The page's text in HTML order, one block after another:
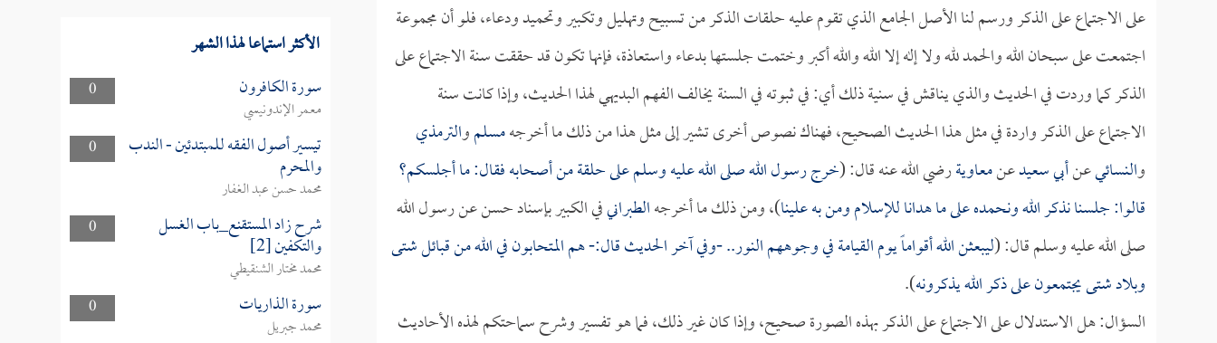
على الاجتماع على الذكر ورسم لنا الأصل الجامع الذي تقوم عليه حلقات الذكر من تسبيح وتهليل وتكبير وتحميد ودعاء، فلو أن مجموعة
اجتمعت على سبحان الله والحمد لله ولا إله إلا الله والله أكبر وختمت جلستها بدعاء واستعاذة، فإنها تكون قد حققت سنة الاجتماع على
الذكر كما وردت في الحديث والذي يناقش في سنية ذلك أي: في ثبوته في السنة يخالف الفهم البديهي لهذا الحديث، وإذا كانت سنة
الاجتماع على الذكر واردة في مثل هذا الحديث الصحيح، فهناك نصوص أخرى تشير إلى مثل هذا من ذلك ما أخرجهمسلموالترمذي
والنسائيعنأبي سعيدعنمعاويةرضي الله عنه قال: (خرج رسول الله صلى الله عليه وسلم على حلقة من أصحابه فقال: ما أجلسكم؟
قالوا: جلسنا نذكر الله ونحمده على ما هدانا للإسلام ومن به علينا)، ومن ذلك ما أخرجهالطبرانيفي الكبير بإسناد حسن عن رسول الله
صلى الله عليه وسلم قال: (ليبعثن الله أقواماً يوم القيامة في وجوههم النور.. -وفي آخر الحديث قال:- هم المتحابون في الله من قبائل شتى
وبلاد شتى يجتمعون على ذكر الله يذكرونه).
السؤال: هل الاستدلال على الاجتماع على الذكر بهذه الصورة صحيح، وإذا كان غير ذلك، فما هو تفسير وشرح سماحتكم لهذه الأحاديث
الأكثر استماعا لهذا الشهر
0 سورة الكافرون
معمر الإندونيسي
0
تيسير أصول الفقه للمبتدئين - الندب
والمحرم
محمد حسن عبد الغفار
0
شرح زاد المستقنع_باب الغسل
والتكفين [2]
محمد مختار الشنقيطي
0
سورة الذاريات
محمد جبريل